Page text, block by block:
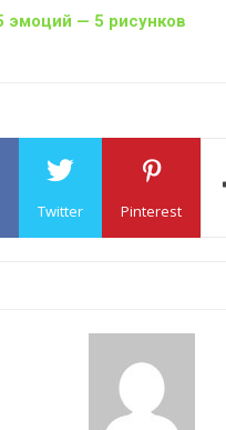
эмоций — 5 рисунков
Twitter Pinterest